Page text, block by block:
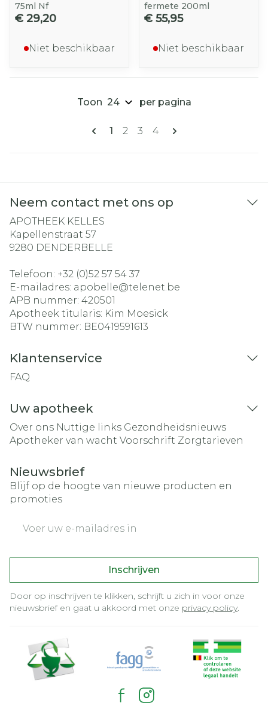
75ml Nf
€ 29,20
Niet beschikbaar
fermete 200ml
€ 55,95
Niet beschikbaar
Pagina's
U lees momenteel pagina
1 Pagina
2 Pagina
3 Pagina
4
Toon per pagina
Neem contact met ons op
APOTHEEK KELLES
Kapellenstraat 57
9280 DENDERBELLE
Telefoon: +32 (0)52 57 54 37
E-mailadres: apobelle@telenet.be
APB nummer: 420501
Apotheek titularis: Kim Moesick
BTW nummer: BE0419591613
Klantenservice
FAQ
Uw apotheek
Over ons Nuttige links Gezondheidsnieuws
Apotheker van wacht Voorschrift Zorgtarieven
Nieuwsbrief
Blijf op de hoogte van nieuwe producten en
promoties
Inschrijven
Door op inschrijven te klikken, schrijft u zich in voor onze
nieuwsbrief en gaat u akkoord met onze privacy policy.